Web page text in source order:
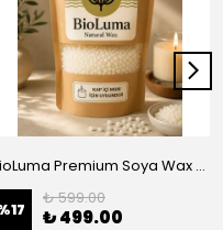
BioLuma Premium Soya Wax - Kap İçi Mumlar İçin Boncuk Form
17
₺ 599.00
₺ 499.00